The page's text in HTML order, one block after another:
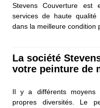
Stevens Couverture
services de haute
dans la meilleure condition
La société
votre peinture de
Il y a différents moyens
propres diversités. Le